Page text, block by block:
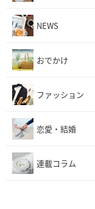
NEWS
おでかけ
ファッション
恋愛・結婚
連載コラム